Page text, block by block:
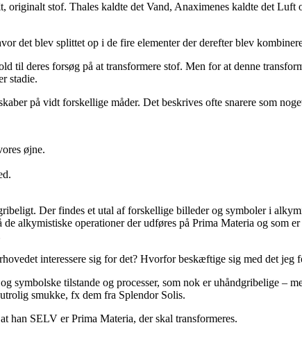
originalt stof. Thales kaldte det Vand, Anaximenes kaldte det
det blev splittet op i de fire elementer der derefter blev
til deres forsøg på at transformere stof. Men for at denne
stadie.
på vidt forskellige måder. Det beskrives ofte snarere som
øjne.
Der findes et utal af forskellige billeder og symboler i
alkymistiske operationer der udføres på Prima Materia og som
interessere sig for det? Hvorfor beskæftige sig med det
symbolske tilstande og processer, som nok er uhåndgribelige
smukke, fx dem fra Splendor Solis.
han SELV er Prima Materia, der skal transformeres.